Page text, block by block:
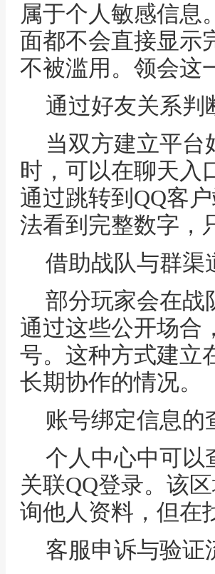
属于个人敏感信息
面都不会直接显示
不被滥用。领会这
通过好友关系判
当双方建立平台
时，可以在聊天入
通过跳转到QQ客
法看到完整数字，
借助战队与群渠
部分玩家会在战
通过这些公开场合
号。这种方式建立
长期协作的情况。
账号绑定信息的
个人中心中可以
关联QQ登录。该
询他人资料，但在
客服申诉与验证